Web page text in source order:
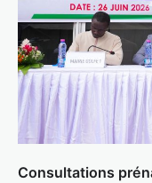
Consultations